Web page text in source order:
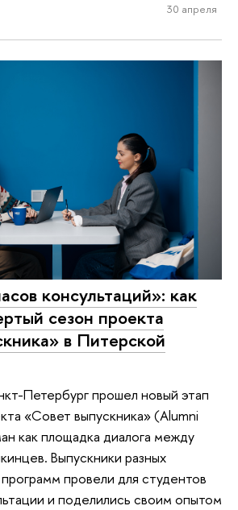
30 апреля
консультаций»: как
сезон проекта
в Питерской
Петербург прошел новый этап
«Совет выпускника» (Alumni
как площадка диалога между
Выпускники разных
провели для студентов
и поделились своим опытом